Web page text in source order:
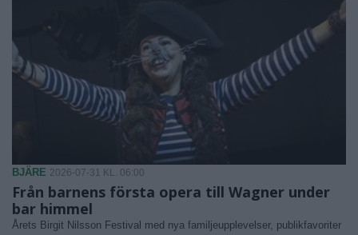
BJÄRE 2026-07-31 KL. 06:00
Från barnens första opera till Wagner under
bar himmel
Årets Birgit Nilsson Festival med nya familjeupplevelser, publikfavoriter